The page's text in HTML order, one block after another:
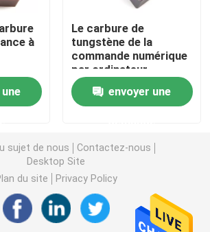
de commande numérique par
à rayon d'angle
à
Le carbure de
tungstène de la
commande numérique
par ordinateur
WNMG080408 insère
l'outil de coupe de
machine du tour
envoyer une
sujet de nous
Contactez-nous
Desktop Site
du site
Privacy Policy